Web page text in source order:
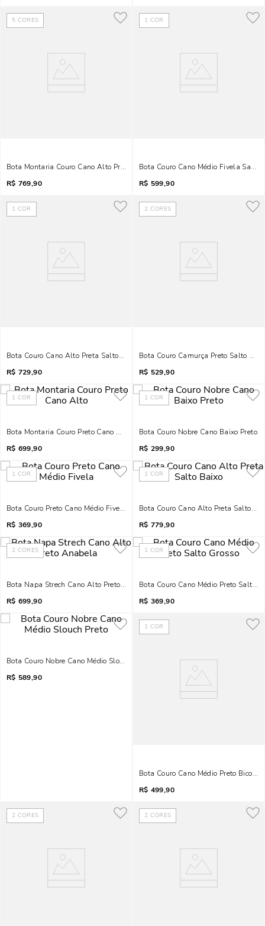
5 CORES
Bota Montaria Couro Cano Alto Preto Fivela
R$ 769,90
1 COR
Bota Couro Cano Médio Fivela Salto
R$ 599,90
1 COR
Bota Couro Cano Alto Preta Salto Anabela
R$ 729,90
2 CORES
Bota Couro Camurça Preto Salto
R$ 529,90
1 COR
Bota Montaria Couro Preto Cano Alto
R$ 699,90
1 COR
Bota Couro Nobre Cano Baixo Preto
R$ 299,90
1 COR
Bota Couro Preto Cano Médio Fivela
R$ 369,90
1 COR
Bota Couro Cano Alto Preta Salto
R$ 779,90
2 CORES
Bota Napa Strech Cano Alto Preto Anabela
R$ 699,90
1 COR
Bota Couro Cano Médio Preto Salto
R$ 369,90
Bota Couro Nobre Cano Médio Slouch Preto
R$ 589,90
1 COR
Bota Couro Cano Médio Preto Bico
R$ 499,90
2 CORES 2 CORES